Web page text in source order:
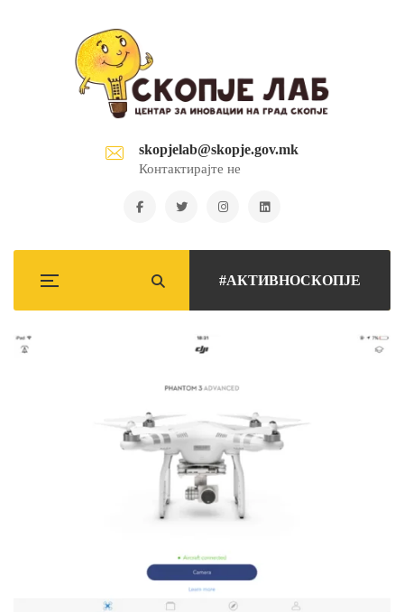
skopjelab@skopje.gov.mk
Контактирајте не
#АКТИВНОСКОПЈЕ